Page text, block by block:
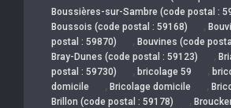
Boussières-sur-Sambre (code postal :
Boussois (code postal : 59168) ,
postal : 59870)
, Bouvines (code
Bray-Dunes (code postal : 59123) ,
postal : 59730)
, bricolage 59 ,
domicile
, Bricolage domicile ,
Brillon (code postal : 59178) ,